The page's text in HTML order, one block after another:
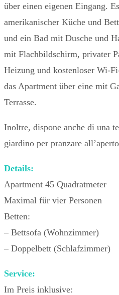
über einen eigenen Eingang.
amerikanischer Küche und
und ein Bad mit Dusche und
mit Flachbildschirm, privater
Heizung und kostenloser Wi-
das Apartment über eine mit
Terrasse.
Inoltre, dispone anche di una
giardino per pranzare
Details:
Apartment 45 Quadratmeter
Maximal für vier Personen
Betten:
– Bettsofa (Wohnzimmer)
– Doppelbett (Schlafzimmer)
Service:
Im Preis inklusive: